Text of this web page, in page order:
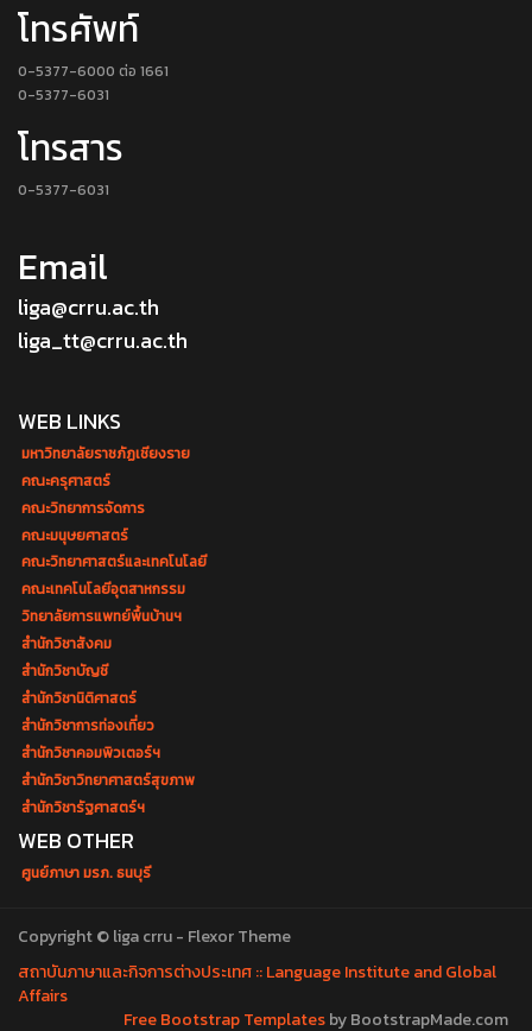
โทรศัพท์
0-5377-6000 ต่อ 1661
0-5377-6031
โทรสาร
0-5377-6031
Email
liga@crru.ac.th
liga_tt@crru.ac.th
WEB LINKS
มหาวิทยาลัยราชภัฏเชียงราย
คณะครุศาสตร์
คณะวิทยาการจัดการ
คณะมนุษยศาสตร์
คณะวิทยาศาสตร์และเทคโนโลยี
คณะเทคโนโลยีอุตสาหกรรม
วิทยาลัยการแพทย์พื้นบ้านฯ
สำนักวิชาสังคม
สำนักวิชาบัญชี
สำนักวิชานิติศาสตร์
สำนักวิชาการท่องเที่ยว
สำนักวิชาคอมพิวเตอร์ฯ
สำนักวิชาวิทยาศาสตร์สุขภาพ
สำนักวิชารัฐศาสตร์ฯ
WEB OTHER
ศูนย์ภาษา มรภ. ธนบุรี
Copyright © liga crru - Flexor Theme
สถาบันภาษาและกิจการต่างประเทศ :: Language Institute and Global
Affairs
Free Bootstrap Templatesby BootstrapMade.com